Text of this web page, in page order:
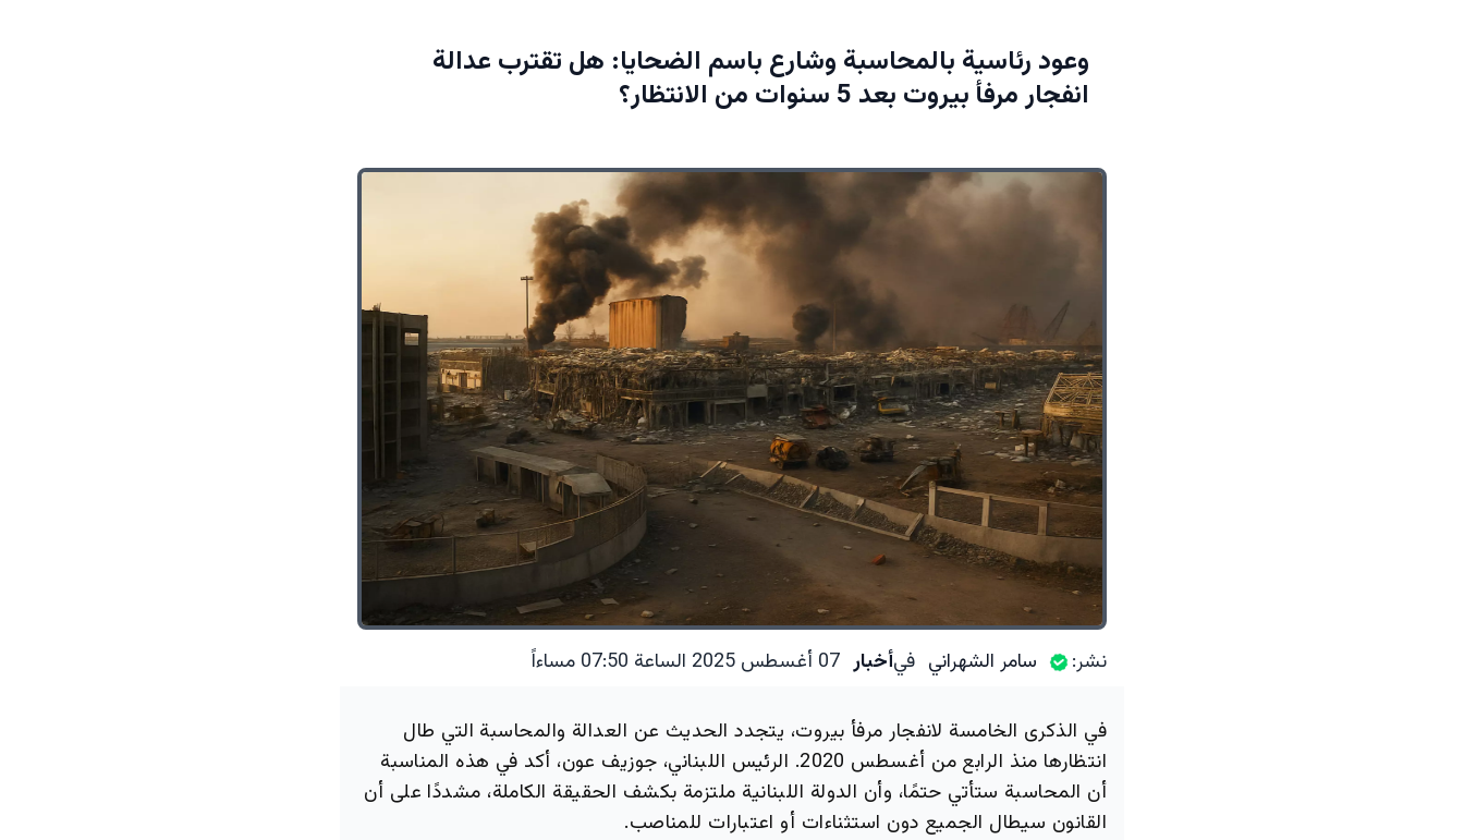
وعود رئاسية بالمحاسبة وشارع باسم الضحايا: هل تقترب عدالة
انفجار مرفأ بيروت بعد 5 سنوات من الانتظار؟
نشر: سامر الشهراني فيأخبار 07 أغسطس 2025 الساعة 07:50 مساءاً
في الذكرى الخامسة لانفجار مرفأ بيروت، يتجدد الحديث عن العدالة والمحاسبة التي طال
انتظارها منذ الرابع من أغسطس 2020. الرئيس اللبناني، جوزيف عون، أكد في هذه المناسبة
أن المحاسبة ستأتي حتمًا، وأن الدولة اللبنانية ملتزمة بكشف الحقيقة الكاملة، مشددًا على أن
القانون سيطال الجميع دون استثناءات أو اعتبارات للمناصب.